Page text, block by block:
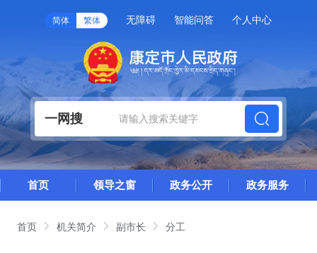
简体 繁体 无障碍 智能问答 个人中心
一网搜
首页 领导之窗 政务公开 政务服务
首页 机关简介 副市长 分工